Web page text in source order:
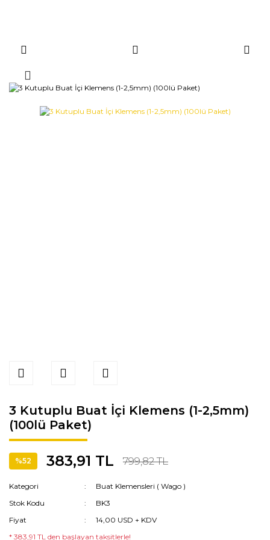
3 Kutuplu Buat İçi Klemens (1-2,5mm)
(100lü Paket)
%52 383,91 TL 799,82 TL
Kategori
Buat Klemensleri ( Wago )
Stok Kodu
BK3
Fiyat
14,00 USD + KDV
* 383,91 TL den başlayan taksitlerle!